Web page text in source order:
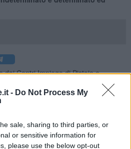
- Do Not Process My
sale, sharing to third parties, or
or sensitive information for
please use the below opt-out
dai Centri Impiego di Pistoia e
del 2026 (dal 14 June 2026 al 20
e determinato ed